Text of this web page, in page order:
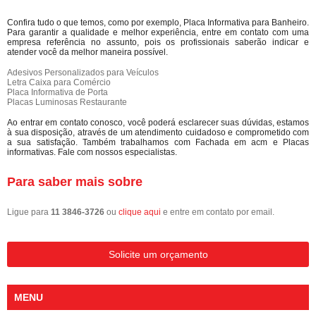
Confira tudo o que temos, como por exemplo, Placa Informativa para Banheiro.
Para garantir a qualidade e melhor experiência, entre em contato com uma
empresa referência no assunto, pois os profissionais saberão indicar e
atender você da melhor maneira possível.
Adesivos Personalizados para Veículos
Letra Caixa para Comércio
Placa Informativa de Porta
Placas Luminosas Restaurante
Ao entrar em contato conosco, você poderá esclarecer suas dúvidas, estamos
à sua disposição, através de um atendimento cuidadoso e comprometido com
a sua satisfação. Também trabalhamos com Fachada em acm e Placas
informativas. Fale com nossos especialistas.
Para saber mais sobre
Ligue para 11 3846-3726 ou clique aqui e entre em contato por email.
Solicite um orçamento
MENU